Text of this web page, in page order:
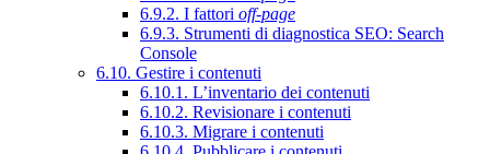
6.9.2. I fattori off-page
6.9.3. Strumenti di diagnostica SEO: Search
Console
6.10. Gestire i contenuti
6.10.1. L’inventario dei contenuti
6.10.2. Revisionare i contenuti
6.10.3. Migrare i contenuti